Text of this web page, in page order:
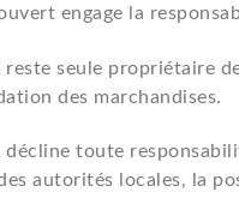
engage la
reste seule propriétaire
des marchandises.
décline toute
autorités locales, la